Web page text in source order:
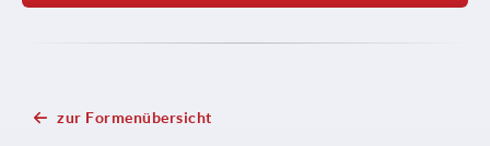
zur Formenübersicht